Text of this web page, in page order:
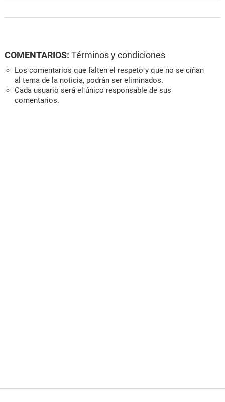
COMENTARIOS: Términos y condiciones
Los comentarios que falten el respeto y que no se ciñan
al tema de la noticia, podrán ser eliminados.
Cada usuario será el único responsable de sus
comentarios.